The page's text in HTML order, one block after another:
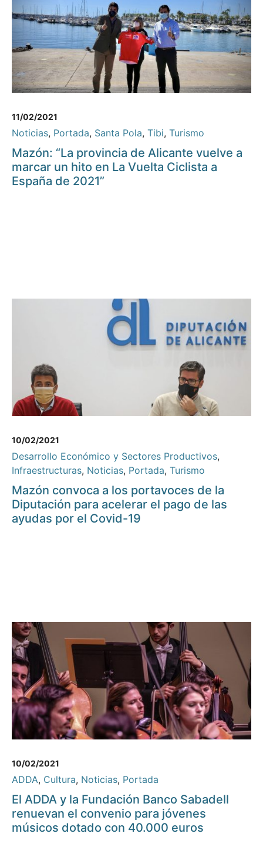
11/02/2021
Noticias, Portada, Santa Pola, Tibi, Turismo
Mazón: “La provincia de Alicante vuelve a
marcar un hito en La Vuelta Ciclista a
España de 2021”
10/02/2021
Desarrollo Económico y Sectores Productivos,
Infraestructuras, Noticias, Portada, Turismo
Mazón convoca a los portavoces de la
Diputación para acelerar el pago de las
ayudas por el Covid-19
10/02/2021
ADDA, Cultura, Noticias, Portada
El ADDA y la Fundación Banco Sabadell
renuevan el convenio para jóvenes
músicos dotado con 40.000 euros